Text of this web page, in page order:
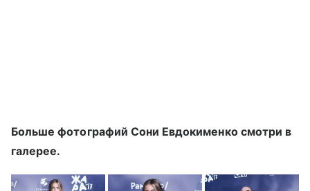
Больше фотографий Сони Евдокименко смотри в
галерее.